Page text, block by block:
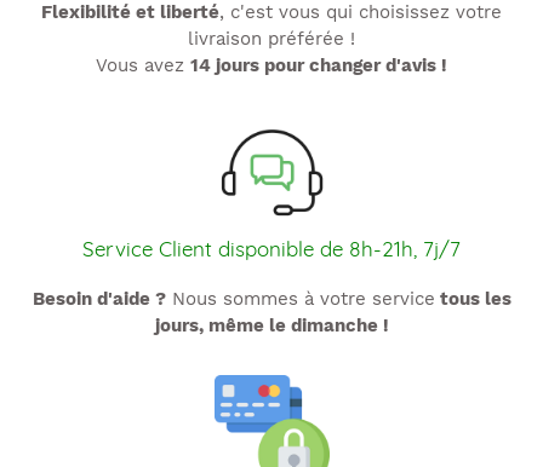
Flexibilité et liberté, c'est vous qui choisissez votre
livraison préférée !
Vous avez 14 jours pour changer d'avis !
Service Client disponible de 8h-21h, 7j/7
Besoin d'aide ?Nous sommes à votre service tous les
jours, même le dimanche !